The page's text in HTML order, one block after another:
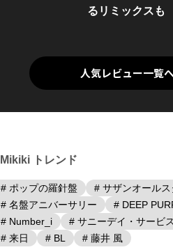
るリミックスも
人気レビュー一覧
Mikiki トレンド
# ポップの羅針盤
# サザンオール
# 名盤アニバーサリー
# DEEP
# Number_i
# サニーデイ・サービス
# 来日
# BL # 藤井 風